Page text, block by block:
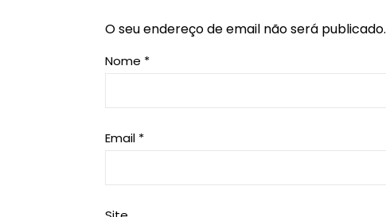
O seu endereço de email não será publicado.
Nome *
Email *